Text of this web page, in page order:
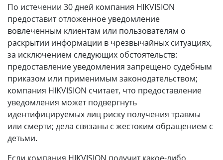
По истечении 30 дней компания HIKVISION
предоставит отложенное уведомление
вовлеченным клиентам или пользователям о
раскрытии информации в чрезвычайных ситуациях,
за исключением следующих обстоятельств:
предоставление уведомления запрещено судебным
приказом или применимым законодательством;
компания HIKVISION считает, что предоставление
уведомления может подвергнуть
идентифицируемых лиц риску получения травмы
или смерти; дела связаны с жестоким обращением с
детьми.